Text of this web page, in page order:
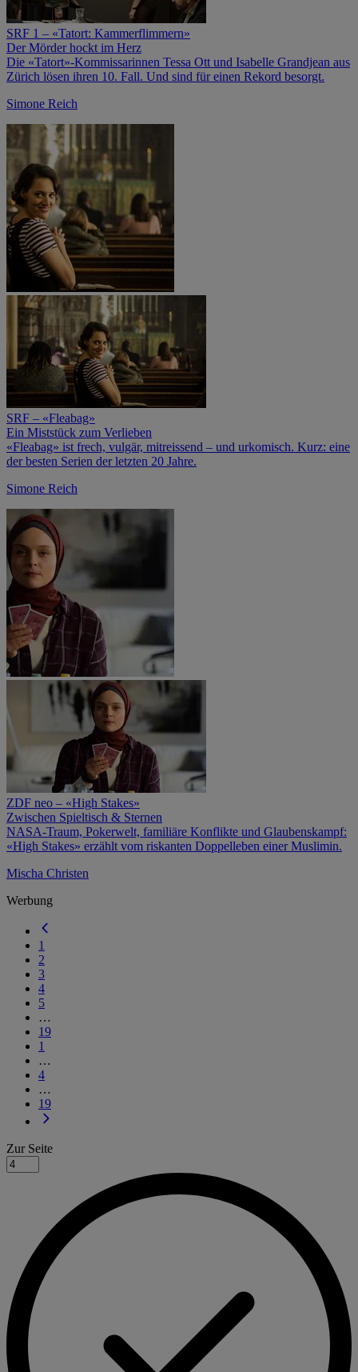
SRF 1 – «Tatort: Kammerflimmern»
Der Mörder hockt im Herz
Die «Tatort»-Kommissarinnen Tessa Ott und Isabelle Grandjean aus
Zürich lösen ihren 10. Fall. Und sind für einen Rekord besorgt.
Simone Reich
SRF – «Fleabag»
Ein Miststück zum Verlieben
«Fleabag» ist frech, vulgär, mitreissend – und urkomisch. Kurz: eine
der besten Serien der letzten 20 Jahre.
Simone Reich
ZDF neo – «High Stakes»
Zwischen Spieltisch & Sternen
NASA-Traum, Pokerwelt, familiäre Konflikte und Glaubenskampf:
«High Stakes» erzählt vom riskanten Doppelleben einer Muslimin.
Mischa Christen
Werbung
1
2
3
4
5
…
19
1
…
4
…
19
Zur Seite